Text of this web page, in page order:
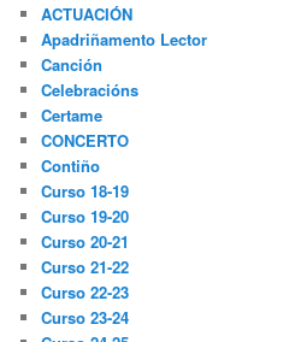
ACTUACIÓN
Apadriñamento Lector
Canción
Celebracións
Certame
CONCERTO
Contiño
Curso 18-19
Curso 19-20
Curso 20-21
Curso 21-22
Curso 22-23
Curso 23-24